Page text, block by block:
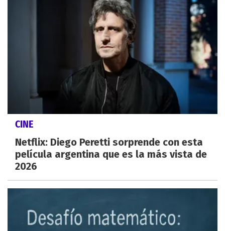
CINE
Netflix: Diego Peretti sorprende con esta
película argentina que es la más vista de
2026